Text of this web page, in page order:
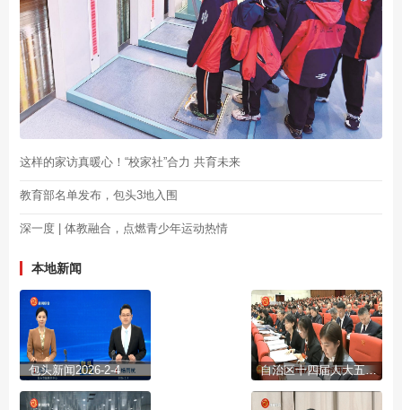
这样的家访真暖心！“校家社”合力 共育未来
教育部名单发布，包头3地入围
深一度 | 体教融合，点燃青少年运动热情
本地新闻
包头新闻2026-2-4 自治区十四届人大五次会议开幕